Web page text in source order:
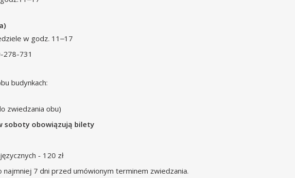
w godz. 11‒17
278-731
budynkach:
zwiedzania obu)
soboty obowiązują bilety
- 120 zł
najmniej 7 dni przed umówionym terminem zwiedzania.